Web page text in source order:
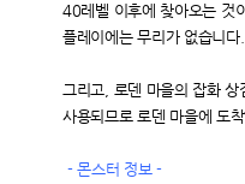
40레벨 이후에 찾아오는 것
플레이에는 무리가 없습니다.
그리고, 로덴 마을의 잡화 상
사용되므로 로덴 마을에 도
-몬스터 정보 -